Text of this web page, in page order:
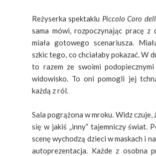
Reżyserka spektaklu Piccolo Coro
sama mówi, rozpoczynając pracę z
miała gotowego scenariusza.
szkic tego, co chciałaby pokazać. W
to razem ze swoimi podopiecznymi
widowisko. To oni pomogli jej
każdą z ról.
Sala pogrążona w mroku. Widz czuje,
się w jakiś „inny” tajemniczy świat.
scenę wychodzą dzieci w maskach i
autoprezentacja. Każde z osobna